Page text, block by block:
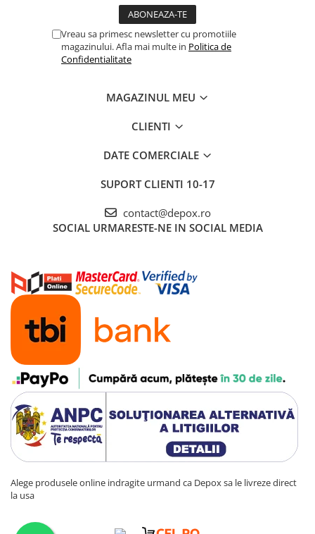
Vreau sa primesc newsletter cu promotiile
magazinului. Afla mai multe in Politica de
Confidentialitate
MAGAZINUL MEU
CLIENTI
DATE COMERCIALE
SUPORT CLIENTI 10-17
contact@depox.ro
SOCIAL URMARESTE-NE IN SOCIAL MEDIA
Alege produsele online indragite urmand ca Depox sa le livreze direct
la usa